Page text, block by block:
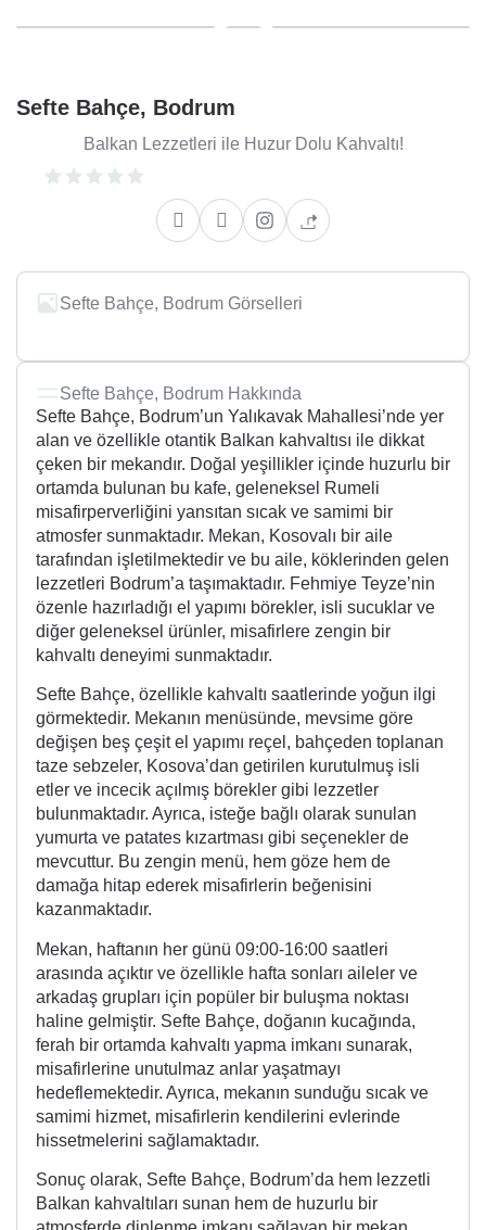
Sefte Bahçe, Bodrum
Balkan Lezzetleri ile Huzur Dolu Kahvaltı!
Sefte Bahçe, Bodrum Görselleri
Sefte Bahçe, Bodrum Hakkında
Sefte Bahçe, Bodrum’un Yalıkavak Mahallesi’nde yer
alan ve özellikle otantik Balkan kahvaltısı ile dikkat
çeken bir mekandır. Doğal yeşillikler içinde huzurlu bir
ortamda bulunan bu kafe, geleneksel Rumeli
misafirperverliğini yansıtan sıcak ve samimi bir
atmosfer sunmaktadır. Mekan, Kosovalı bir aile
tarafından işletilmektedir ve bu aile, köklerinden gelen
lezzetleri Bodrum’a taşımaktadır. Fehmiye Teyze’nin
özenle hazırladığı el yapımı börekler, isli sucuklar ve
diğer geleneksel ürünler, misafirlere zengin bir
kahvaltı deneyimi sunmaktadır.
Sefte Bahçe, özellikle kahvaltı saatlerinde yoğun ilgi
görmektedir. Mekanın menüsünde, mevsime göre
değişen beş çeşit el yapımı reçel, bahçeden toplanan
taze sebzeler, Kosova’dan getirilen kurutulmuş isli
etler ve incecik açılmış börekler gibi lezzetler
bulunmaktadır. Ayrıca, isteğe bağlı olarak sunulan
yumurta ve patates kızartması gibi seçenekler de
mevcuttur. Bu zengin menü, hem göze hem de
damağa hitap ederek misafirlerin beğenisini
kazanmaktadır.
Mekan, haftanın her günü 09:00-16:00 saatleri
arasında açıktır ve özellikle hafta sonları aileler ve
arkadaş grupları için popüler bir buluşma noktası
haline gelmiştir. Sefte Bahçe, doğanın kucağında,
ferah bir ortamda kahvaltı yapma imkanı sunarak,
misafirlerine unutulmaz anlar yaşatmayı
hedeflemektedir. Ayrıca, mekanın sunduğu sıcak ve
samimi hizmet, misafirlerin kendilerini evlerinde
hissetmelerini sağlamaktadır.
Sonuç olarak, Sefte Bahçe, Bodrum’da hem lezzetli
Balkan kahvaltıları sunan hem de huzurlu bir